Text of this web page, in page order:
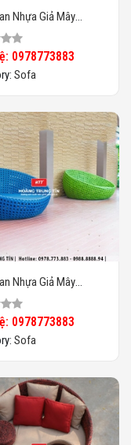
Nhựa Giả Mây
0978773883
Sofa
Nhựa Giả Mây
0978773883
Sofa